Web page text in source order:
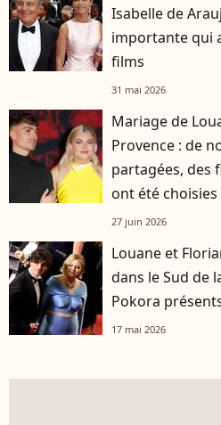
Isabelle de
importante qui
films
31 mai 2026
Mariage de
Provence : de
partagées, des
ont été
27 juin 2026
Louane et
dans le Sud de
Pokora
17 mai 2026